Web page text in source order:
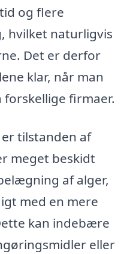
og flere
hvilket naturligvis
Det er derfor
klar, når man
firmaer.
tilstanden af
meget beskidt
af alger,
med en mere
kan indebære
eller